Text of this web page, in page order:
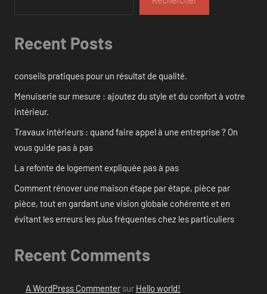
Recent Posts
conseils pratiques pour un résultat de qualité.
Menuiserie sur mesure : ajoutez du style et du confort à votre
intérieur.
Travaux intérieurs : quand faire appel à une entreprise ? On
vous guide pas à pas
La refonte de logement expliquée pas à pas
Comment rénover une maison étape par étape, pièce par
pièce, tout en gardant une vision globale cohérente et en
évitant les erreurs les plus fréquentes chez les particuliers
Recent Comments
A WordPress Commentersur Hello world!